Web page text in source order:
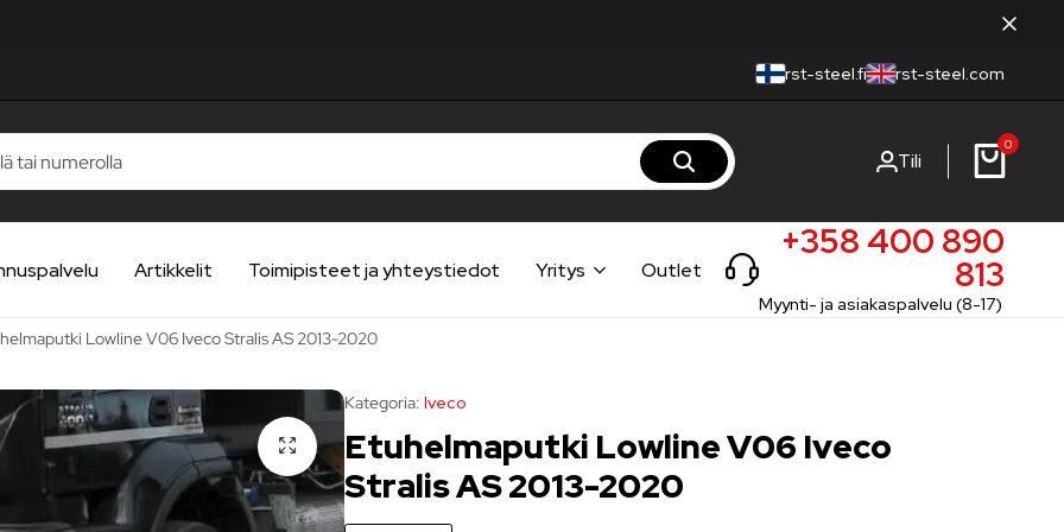
rst-steel.fi rst-steel.com
Tili
0
Artikkelit Toimipisteet ja yhteystiedot Yritys Outlet
+358 400 890
813
Myynti- ja asiakaspalvelu (8-17)
Lowline V06 Iveco Stralis AS 2013-2020
Kategoria: Iveco
Etuhelmaputki Lowline V06 Iveco
Stralis AS 2013-2020